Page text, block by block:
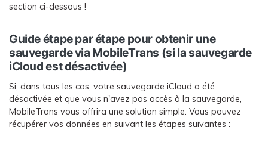
section ci-dessous !
Guide étape par étape pour obtenir une
sauvegarde via MobileTrans (si la sauvegarde
iCloud est désactivée)
Si, dans tous les cas, votre sauvegarde iCloud a été
désactivée et que vous n'avez pas accès à la sauvegarde,
MobileTrans vous offrira une solution simple. Vous pouvez
récupérer vos données en suivant les étapes suivantes :